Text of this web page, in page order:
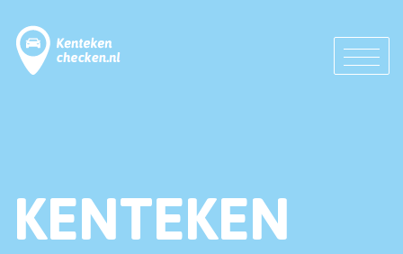
KENTEKEN